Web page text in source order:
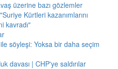
üzerine bazı gözlemler
Kürtleri kazanımlarını
kavradı"
söyleşi: Yoksa bir daha seçim
davası | CHP'ye saldırılar